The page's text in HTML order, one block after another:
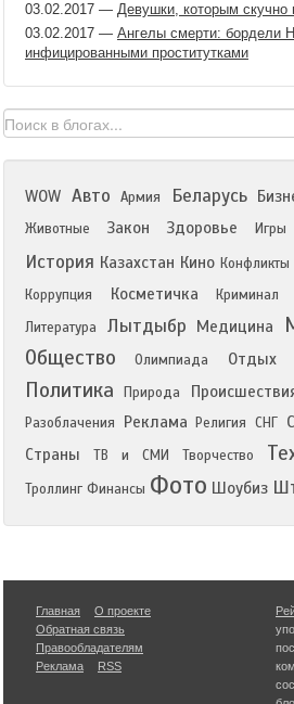
03.02.2017 — Девушки, которым скучно
03.02.2017 — Ангелы смерти: бордели
инфицированными проститутками
WOW Авто Армия Беларусь
Животные
Закон Здоровье Игры
История Казахстан Кино Конфликты
Коррупция Косметичка Криминал
Литература Лытдыбр Медицина
Общество Олимпиада Отдых
Политика Природа
Разоблачения
Реклама Религия СНГ
Страны
ТВ и СМИ Творчество
Троллинг Финансы Фото Шоубиз
Главная
О проекте
Обратная связь
Правообладателям
Реклама
RSS